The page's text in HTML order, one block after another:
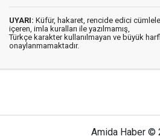
UYARI: Küfür, hakaret, rencide edici
içeren, imla kuralları ile yazılmamış,
Türkçe karakter kullanılmayan ve büyük
onaylanmamaktadır.
Amida Haber ©